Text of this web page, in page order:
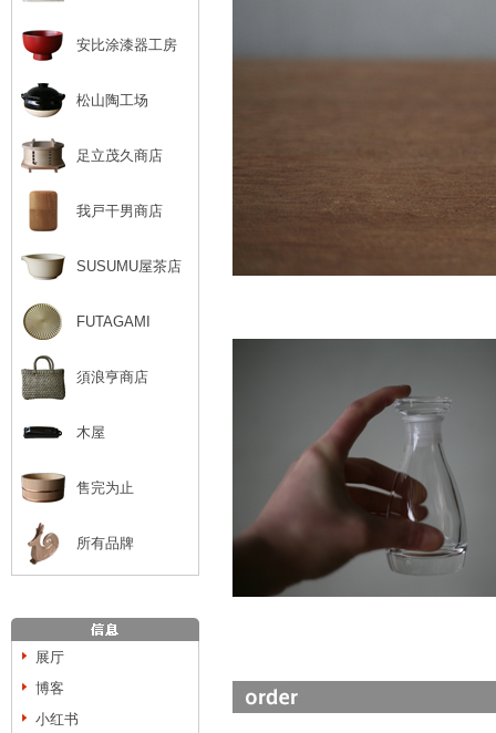
安比涂漆器工房
松山陶工场
足立茂久商店
我戸干男商店
SUSUMU屋茶店
FUTAGAMI
須浪亨商店
木屋
售完为止
所有品牌
展厅
博客
小红书